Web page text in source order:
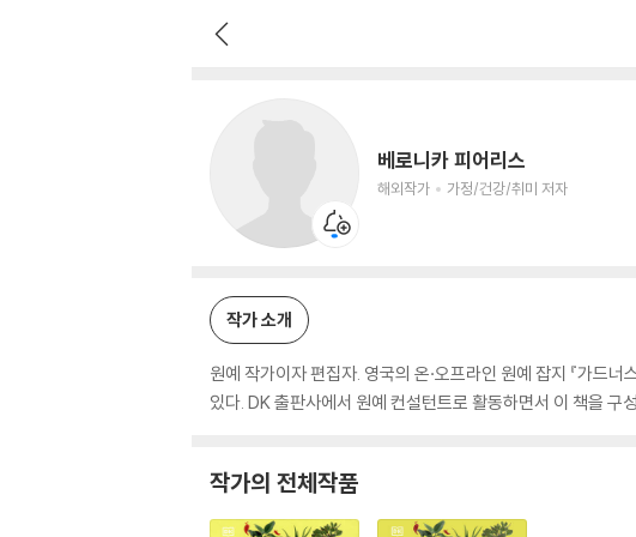
베로니카 피어리스
해외작가 가정/건강/취미 저자
작가 소개
원예 작가이자 편집자. 영국의 온·오프라인 원예 잡지 『가드너
있다. DK 출판사에서 원예 컨설턴트로 활동하면서 이 책을 구
작가의 전체작품